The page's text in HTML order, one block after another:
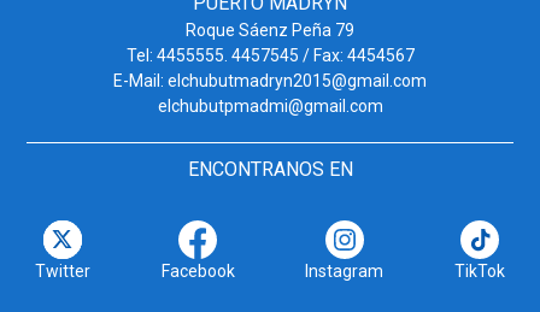
Roque Sáenz Peña 79
Tel: 4455555. 4457545 / Fax: 4454567
E-Mail: elchubutmadryn2015@gmail.com
elchubutpmadmi@gmail.com
ENCONTRANOS EN
Twitter Facebook Instagram TikTok